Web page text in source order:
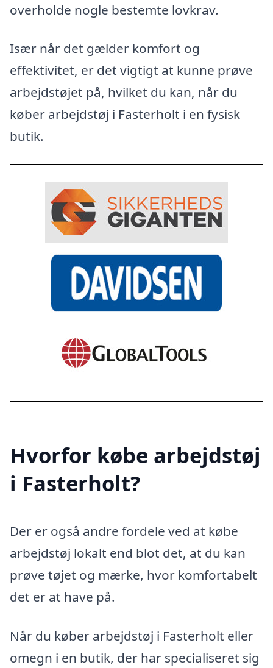
overholde nogle bestemte lovkrav.
Især når det gælder komfort og
effektivitet, er det vigtigt at kunne prøve
arbejdstøjet på, hvilket du kan, når du
køber arbejdstøj i Fasterholt i en fysisk
butik.
Hvorfor købe arbejdstøj
i Fasterholt?
Der er også andre fordele ved at købe
arbejdstøj lokalt end blot det, at du kan
prøve tøjet og mærke, hvor komfortabelt
det er at have på.
Når du køber arbejdstøj i Fasterholt eller
omegn i en butik, der har specialiseret sig